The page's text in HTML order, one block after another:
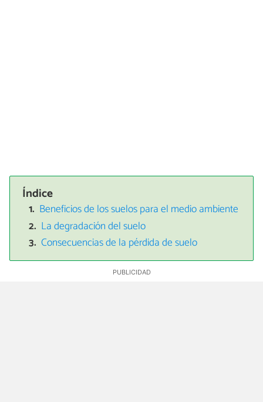
Índice
Beneficios de los suelos para el medio ambiente
La degradación del suelo
Consecuencias de la pérdida de suelo